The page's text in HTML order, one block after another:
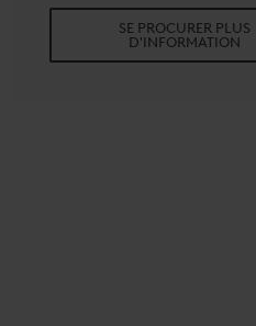
SE PROCURER PLUS
D'INFORMATION